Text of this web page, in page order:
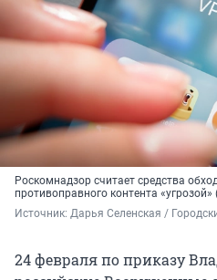
Роскомнадзор считает средства
противоправного контента
Источник: Дарья Селенская /
24 февраля по приказу